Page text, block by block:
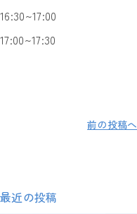
16:30~17:00
17:00~17:30
前の投稿へ
最近の投稿